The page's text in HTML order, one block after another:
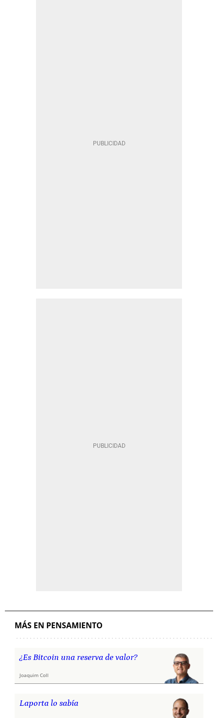
MÁS EN PENSAMIENTO
¿Es Bitcoin una reserva de valor?
Joaquim Coll
Laporta lo sabía